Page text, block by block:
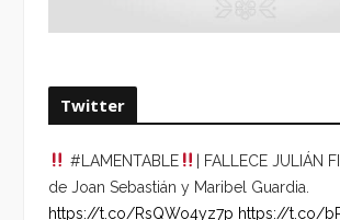
Twitter
#LAMENTABLE
| FALLECE JULIÁN
de Joan Sebastián y Maribel Guardia.
https://t.co/RsQWo4yz7p https://t.co/